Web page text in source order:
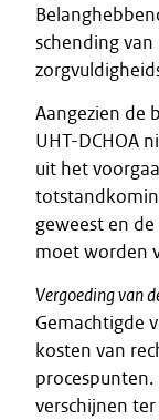
schending
Aangezien de
UHT-DCHOA
uit het
geweest en
moet worden
Vergoeding van
Gemachtigde
kosten van
verschijnen